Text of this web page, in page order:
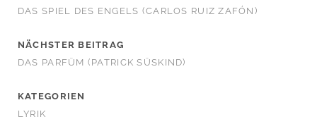
DAS SPIEL DES ENGELS (CARLOS RUIZ ZAFÓN)
NÄCHSTER BEITRAG
DAS PARFÜM (PATRICK SÜSKIND)
KATEGORIEN
LYRIK